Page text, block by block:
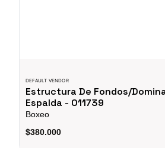
DEFAULT VENDOR
Estructura De Fondos/
Espalda - 011739
Boxeo
$380.000